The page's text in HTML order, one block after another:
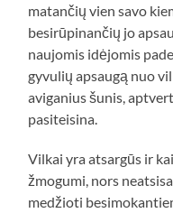
matančių vien savo
besirūpinančių jo
naujomis idėjomis
gyvulių apsaugą nuo
aviganius šunis,
pasiteisina.
Vilkai yra atsargūs ir
žmogumi, nors
medžioti